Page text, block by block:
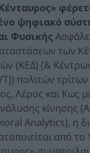
ψηφιακό
Φυσικής
των
(ΚΕΔ) (&
πολιτών
Λέρος και Κως
κίνησης
Analytics), η
από